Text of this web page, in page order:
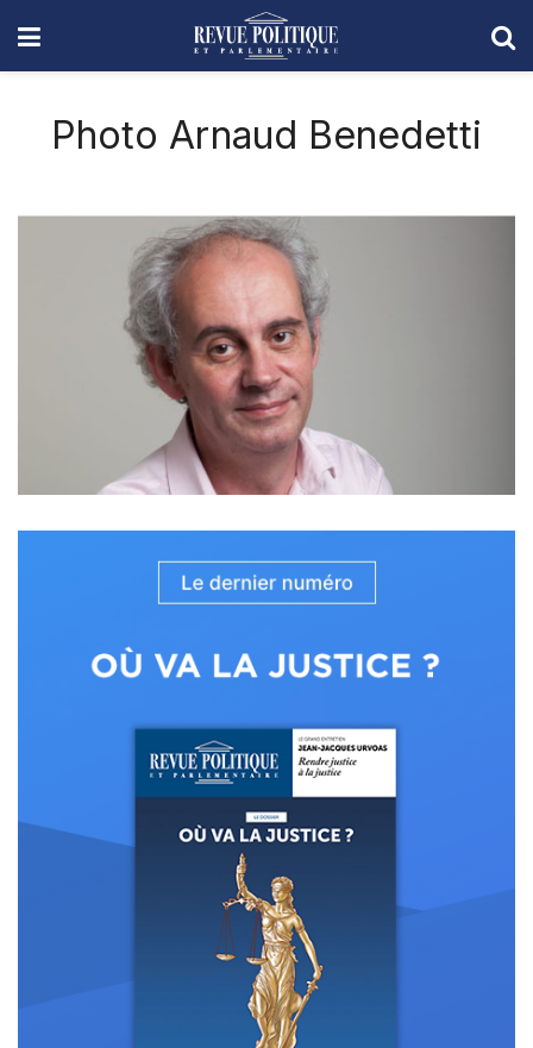
Photo Arnaud Benedetti